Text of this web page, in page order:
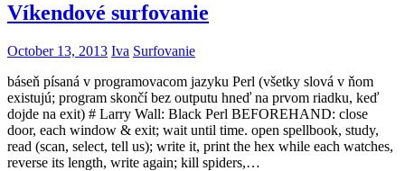
Víkendové surfovanie
October 13, 2013 Iva Surfovanie
báseň písaná v programovacom jazyku Perl (všetky slová v ňom
existujú; program skončí bez outputu hneď na prvom riadku, keď
dojde na exit) # Larry Wall: Black Perl BEFOREHAND: close
door, each window & exit; wait until time. open spellbook, study,
read (scan, select, tell us); write it, print the hex while each watches,
reverse its length, write again; kill spiders,…